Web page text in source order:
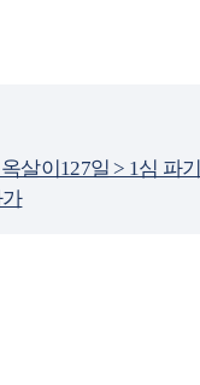
살이127일 > 1심 파